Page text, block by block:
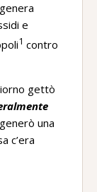
e
1 contro
gettò
una
c’era